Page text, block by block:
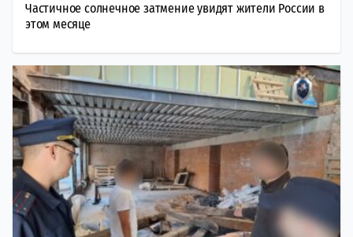
Частичное солнечное затмение увидят жители России в
этом месяце